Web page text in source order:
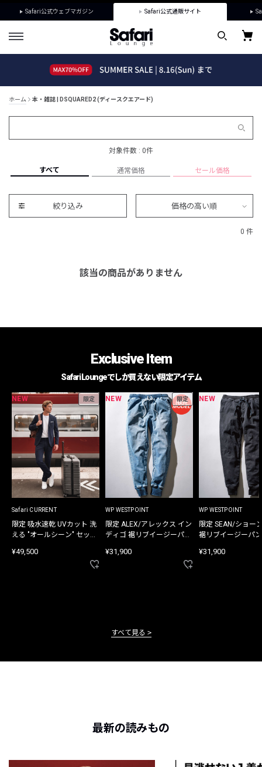
Safari公式ウェブマガジン Safari公式通販サイト
ホーム 本・雑誌 | DSQUARED2 (ディースクエアード)
対象件数 : 0件
すべて 通常価格 セール価格
絞り込み 価格の高い順
0 件
該当の商品がありません
Exclusive Item
Safari Loungeでしか買えない限定アイテム
NEW 限定
Safari CURRENT
限定 吸水速乾 UVカット 洗
える "オールシーン" セット
¥49,500
NEW 限定
WP WESTPOINT
限定 ALEX/アレックス イン
ディゴ 裾リブイージーパン
¥31,900
NEW
WP WESTPOINT
限定 SEAN/ショー
裾リブイージーパ
¥31,900
すべて見る
最新の読みもの